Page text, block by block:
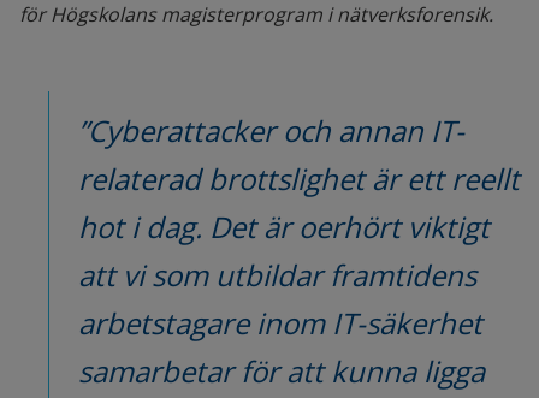
för Högskolans magisterprogram i nätverksforensik.
”Cyberattacker och annan IT-
relaterad brottslighet är ett reellt
hot i dag. Det är oerhört viktigt
att vi som utbildar framtidens
arbetstagare inom IT-säkerhet
samarbetar för att kunna ligga